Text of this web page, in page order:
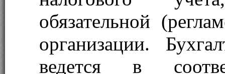
обязательной
организации.
ведется в